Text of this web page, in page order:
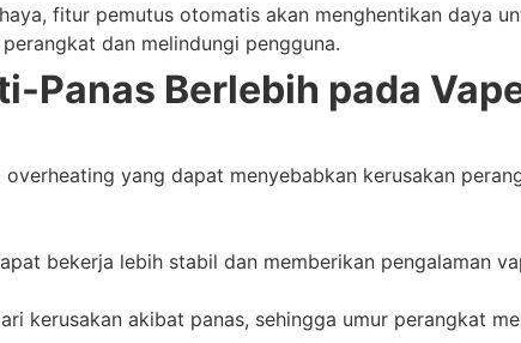
fitur pemutus otomatis akan menghentikan daya
dan melindungi pengguna.
Panas Berlebih pada
yang dapat menyebabkan kerusakan
bekerja lebih stabil dan memberikan pengalaman
kerusakan akibat panas, sehingga umur perangkat